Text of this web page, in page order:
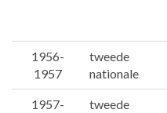
1956-
1957
tweede
nationale
1957-
tweede